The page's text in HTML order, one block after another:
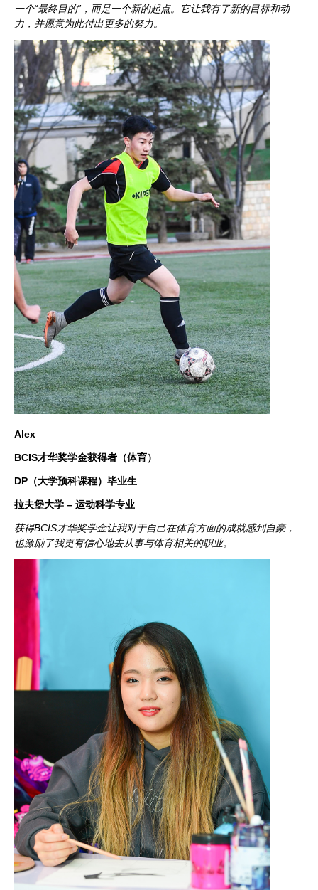
一个“最终目的”，而是一个新的起点。它让我有了新的目标和动
力，并愿意为此付出更多的努力。
Alex
BCIS才华奖学金获得者（体育）
DP（大学预科课程）毕业生
拉夫堡大学 – 运动科学专业
获得BCIS才华奖学金让我对于自己在体育方面的成就感到自豪，
也激励了我更有信心地去从事与体育相关的职业。